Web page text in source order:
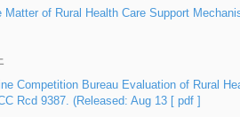
Matter of Rural Health Care Support
Competition Bureau Evaluation of Rural
Rcd 9387. (Released: Aug 13 [ pdf ]